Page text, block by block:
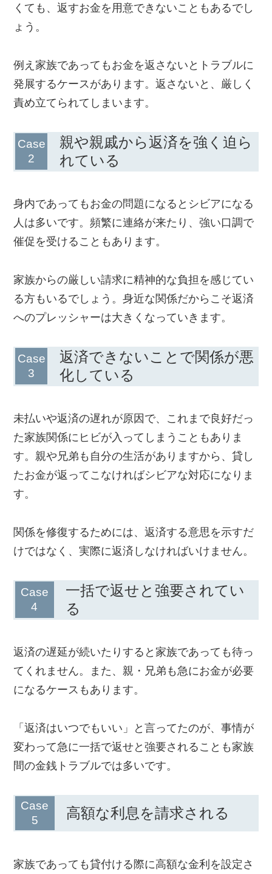
くても、返すお金を用意できないこともあるでし
ょう。
例え家族であってもお金を返さないとトラブルに
発展するケースがあります。返さないと、厳しく
責め立てられてしまいます。
親や親戚から返済を強く迫ら
れている
身内であってもお金の問題になるとシビアになる
人は多いです。頻繁に連絡が来たり、強い口調で
催促を受けることもあります。
家族からの厳しい請求に精神的な負担を感じてい
る方もいるでしょう。身近な関係だからこそ返済
へのプレッシャーは大きくなっていきます。
返済できないことで関係が悪
化している
未払いや返済の遅れが原因で、これまで良好だっ
た家族関係にヒビが入ってしまうこともありま
す。親や兄弟も自分の生活がありますから、貸し
たお金が返ってこなければシビアな対応になりま
す。
関係を修復するためには、返済する意思を示すだ
けではなく、実際に返済しなければいけません。
一括で返せと強要されてい
る
返済の遅延が続いたりすると家族であっても待っ
てくれません。また、親・兄弟も急にお金が必要
になるケースもあります。
「返済はいつでもいい」と言ってたのが、事情が
変わって急に一括で返せと強要されることも家族
間の金銭トラブルでは多いです。
高額な利息を請求される
家族であっても貸付ける際に高額な金利を設定さ